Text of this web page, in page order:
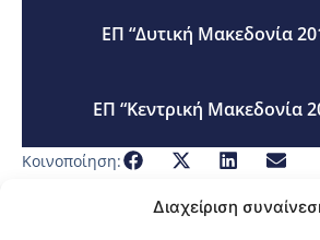
Διαχείριση
ΕΠ “Δυτική Μακεδονία
ΕΠ “Κεντρική Μακεδονία
Κοινοποίηση: